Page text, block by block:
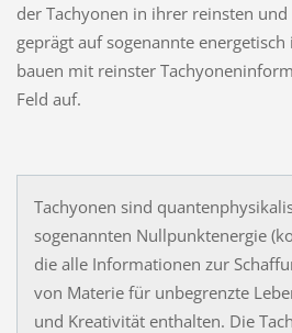
der Tachyonen in ihrer reinsten
geprägt auf sogenannte
bauen mit reinster
Feld auf.
Tachyonen sind
sogenannten Nullpunktenergie
die alle Informationen zur
von Materie für unbegrenzte
und Kreativität enthalten. Die